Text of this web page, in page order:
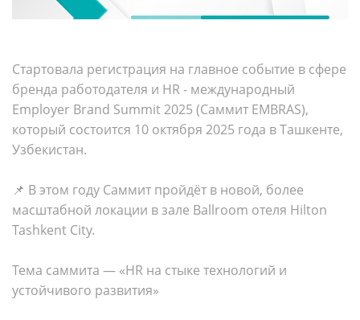
Стартовала регистрация на главное событие в сфере
бренда работодателя и HR - международный
Employer Brand Summit 2025 (Саммит EMBRAS),
который состоится 10 октября 2025 года в Ташкенте,
Узбекистан.
📌 В этом году Саммит пройдёт в новой, более
масштабной локации в зале Ballroom отеля Hilton
Tashkent City.
Тема саммита — «HR на стыке технологий и
устойчивого развития»